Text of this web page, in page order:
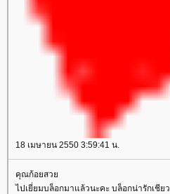
18 เมษายน 2550 3:59:41 น.
คุณก้อยสว
ไปเยี่ยมบล็อกมาแล้วนะคะ บล็อกน่ารักเชียว